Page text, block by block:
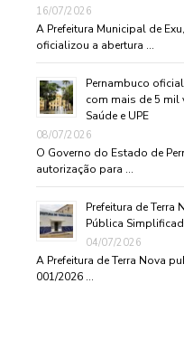
16/07/2026
A Prefeitura Municipal de
oficializou a abertura …
Pernambuco
com mais de 5 mil
Saúde e UPE
08/07/2026
O Governo do Estado de
autorização para …
Prefeitura de Terra
Pública
04/07/2026
A Prefeitura de Terra Nova
001/2026 …